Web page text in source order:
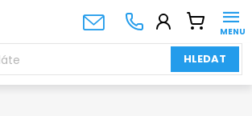
HLEDAT
NÁKUPNÍ
KOŠÍK